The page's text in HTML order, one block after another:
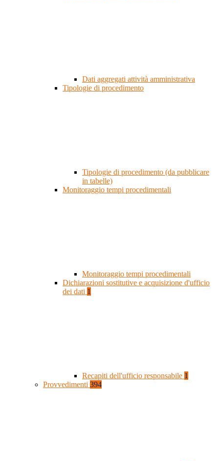
Dati aggregati attività amministrativa
Tipologie di procedimento
Tipologie di procedimento (da pubblicare
in tabelle)
Monitoraggio tempi procedimentali
Monitoraggio tempi procedimentali
Dichiarazioni sostitutive e acquisizione d'ufficio
dei dati 1
Recapiti dell'ufficio responsabile 1
Provvedimenti 394